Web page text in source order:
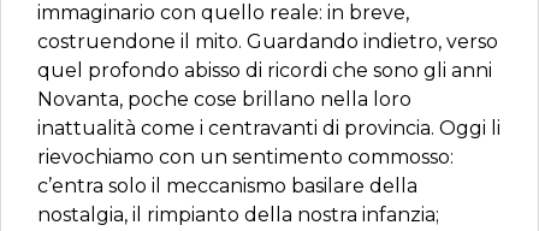
immaginario con quello reale: in breve,
costruendone il mito. Guardando indietro, verso
quel profondo abisso di ricordi che sono gli anni
Novanta, poche cose brillano nella loro
inattualità come i centravanti di provincia. Oggi li
rievochiamo con un sentimento commosso:
c’entra solo il meccanismo basilare della
nostalgia, il rimpianto della nostra infanzia;